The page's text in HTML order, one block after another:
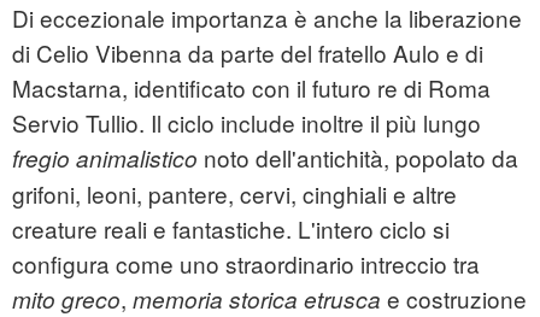
Di eccezionale importanza è anche la liberazione
di Celio Vibenna da parte del fratello Aulo e di
Macstarna, identificato con il futuro re di Roma
Servio Tullio. Il ciclo include inoltre il più lungo
fregio animalistico noto dell'antichità, popolato da
grifoni, leoni, pantere, cervi, cinghiali e altre
creature reali e fantastiche. L'intero ciclo si
configura come uno straordinario intreccio tra
mito greco, memoria storica etrusca e costruzione